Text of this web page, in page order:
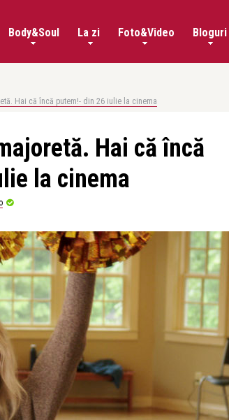
Body&Soul La zi Foto&Video Bloguri
Hai că încă putem!- din 26 iulie la cinema
Hai că încă
la cinema